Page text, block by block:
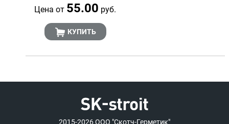
Цена от 55.00 руб.
КУПИТЬ
2015-2026ООО "Скотч-Герметик"